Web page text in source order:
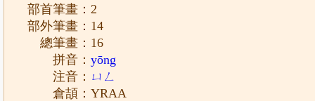
部首筆畫：2
部外筆畫：14
總筆畫：16
拼音：yōng
注音： ㄩㄥ
倉頡：YRAA